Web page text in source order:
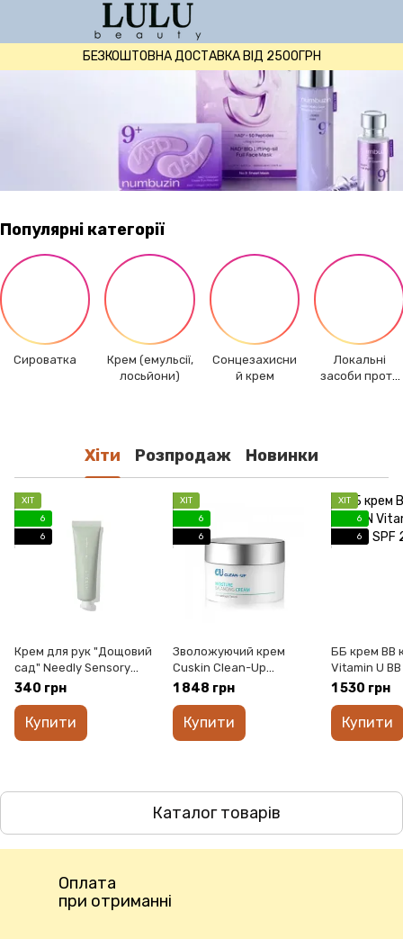
БЕЗКОШТОВНА ДОСТАВКА ВІД 2500ГРН
Популярні категорії
Сироватка
Крем (емульсії,
лосьйони)
Сонцезахисни
й крем
Локальні
засоби проти
Хіти Розпродаж Новинки
ХІТ
6
6
Крем для рук "Дощовий
сад" Needly Sensory
Hand Cream 424 Rainy
340 грн
Купити
ХІТ
6
6
Зволожуючий крем
Cuskin Clean-Up
Moisture Balancing
1 848 грн
Купити
ХІТ
6
6
ББ крем BB
Vitamin U
28, 45ml
1 530 грн
Купити
Каталог товарів
Оплата
при отриманні